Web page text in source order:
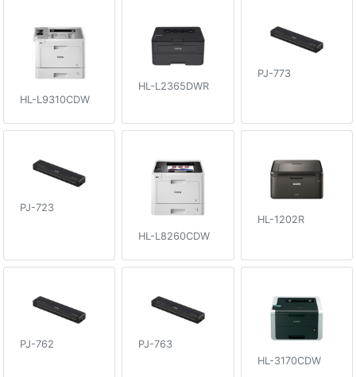
HL-L9310CDW
HL-L2365DWR
PJ-773
PJ-723
HL-L8260CDW
HL-1202R
PJ-762
PJ-763
HL-3170CDW